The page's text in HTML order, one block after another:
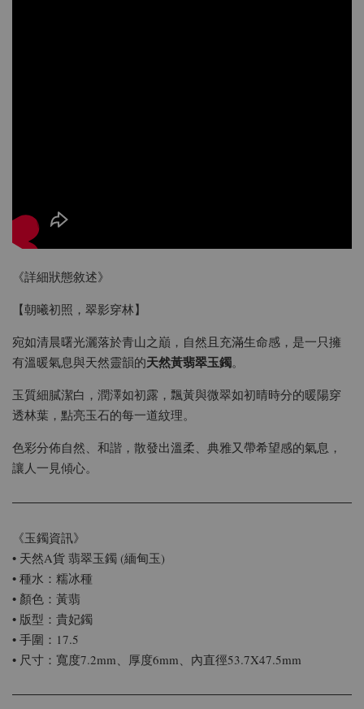
《詳細狀態敘述》
【朝曦初照，翠影穿林】
宛如清晨曙光灑落於青山之巔，自然且充滿生命感，是一只擁
有溫暖氣息與天然靈韻的天然黃翡翠玉鐲。
玉質細膩潔白，潤澤如初露，飄黃與微翠如初晴時分的暖陽穿
透林葉，點亮玉石的每一道紋理。
色彩分佈自然、和諧，散發出溫柔、典雅又帶希望感的氣息，
讓人一見傾心。
《玉鐲資訊》
• 天然A貨 翡翠玉鐲 (緬甸玉)
• 種水：糯冰種
• 顏色：黃翡
• 版型：貴妃鐲
• 手圍：17.5
• 尺寸：寬度7.2mm、厚度6mm、內直徑53.7X47.5mm